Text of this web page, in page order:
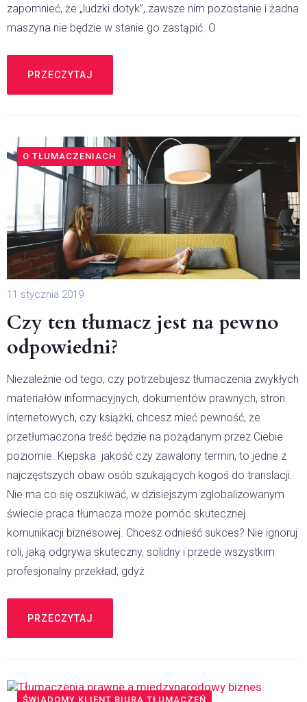
zapomnieć, że „ludzki dotyk”, zawsze nim pozostanie i żadna
maszyna nie będzie w stanie go zastąpić. O
PRZECZYTAJ
O TŁUMACZENIACH
Czy ten tłumacz jest na pewno
odpowiedni?
Niezależnie od tego, czy potrzebujesz tłumaczenia zwykłych
materiałów informacyjnych, dokumentów prawnych, stron
internetowych, czy książki, chcesz mieć pewność, że
przetłumaczona treść będzie na pożądanym przez Ciebie
poziomie. Kiepska jakość czy zawalony termin, to jedne z
najczęstszych obaw osób szukających kogoś do translacji.
Nie ma co się oszukiwać, w dzisiejszym zglobalizowanym
świecie praca tłumacza może pomóc skutecznej
komunikacji biznesowej. Chcesz odnieść sukces? Nie ignoruj
roli, jaką odgrywa skuteczny, solidny i przede wszystkim
profesjonalny przekład, gdyż
PRZECZYTAJ
11 stycznia 2019
ŚWIADOMY KLIENT BIURA TŁUMACZEŃ